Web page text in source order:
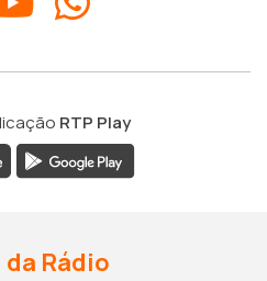
RTP Play
Rádio